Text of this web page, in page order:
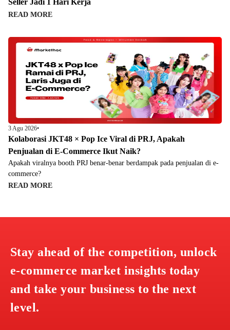
Seller Jadi 1 Hari Kerja
READ MORE
3 Agu 2026•
Kolaborasi JKT48 × Pop Ice Viral di PRJ, Apakah
Penjualan di E-Commerce Ikut Naik?
Apakah viralnya booth PRJ benar-benar berdampak pada penjualan di e-
commerce?
READ MORE
Stay ahead of the competition, unlock
e-commerce market insights today
and take your business to the next
level.